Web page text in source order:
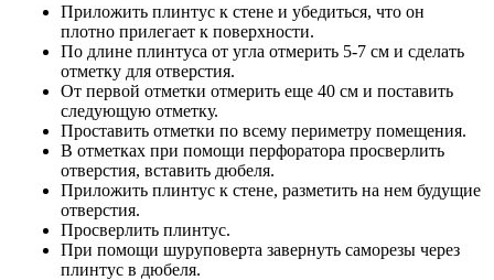
Приложить плинтус к стене и убедиться, что он
плотно прилегает к поверхности.
По длине плинтуса от угла отмерить 5-7 см и сделать
отметку для отверстия.
От первой отметки отмерить еще 40 см и поставить
следующую отметку.
Проставить отметки по всему периметру помещения.
В отметках при помощи перфоратора просверлить
отверстия, вставить дюбеля.
Приложить плинтус к стене, разметить на нем будущие
отверстия.
Просверлить плинтус.
При помощи шуруповерта завернуть саморезы через
плинтус в дюбеля.